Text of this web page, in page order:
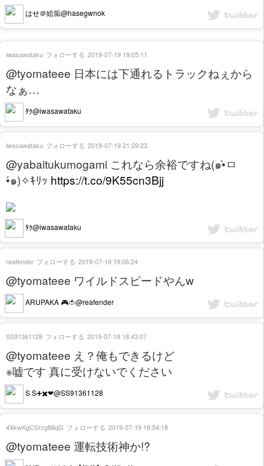
はせ＠絵垢@hasegwnok
@tyomateee 日本には下通れるトラックねぇから
なぁ…
ﾀｸ@iwasawataku
iwasawataku フォローする 2019-07-19 19:05:11
@yabaitukumogami これなら余裕ですね(๑•̀ㅁ
•́๑)✧ｷﾘｯ https://t.co/9K55cn3Bjj
ﾀｸ@iwasawataku
iwasawataku フォローする 2019-07-19 21:29:23
@tyomateee ワイルドスピードやんw
ARUPAKA 🎮🍅@reafender
reafender フォローする 2019-07-19 19:06:24
@tyomateee え？俺もできるけど
※嘘です 真に受けないでください
S S➕✖️❤@SS91361128
SS91361128 フォローする 2019-07-19 18:43:07
@tyomateee 運転技術神か!?
4XkwKgCSrzg88qG フォローする 2019-07-19 18:54:18